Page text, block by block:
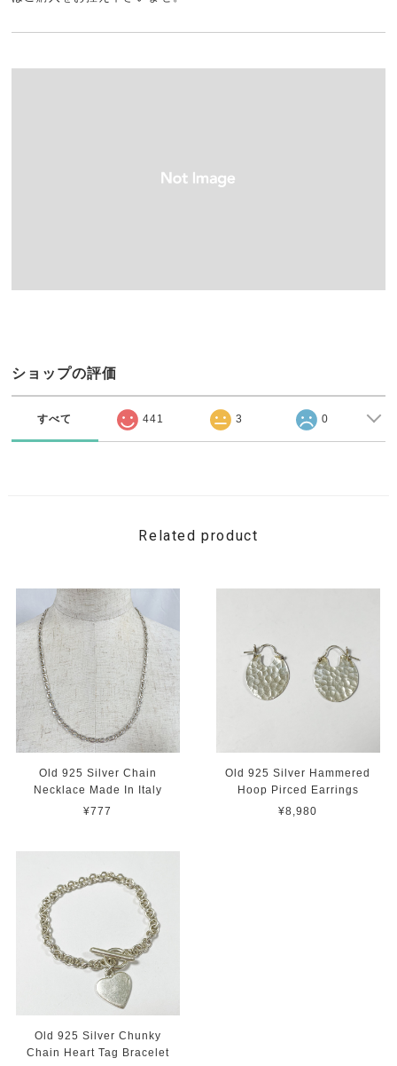
ショップの評価
すべて 441 3 0
Related product
Old 925 Silver Chain
Necklace Made In Italy
¥777
Old 925 Silver Hammered
Hoop Pirced Earrings
¥8,980
Old 925 Silver Chunky
Chain Heart Tag Bracelet